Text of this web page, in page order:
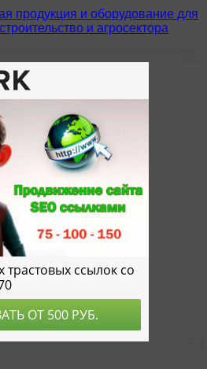
продукция и оборудование для
и агросектора